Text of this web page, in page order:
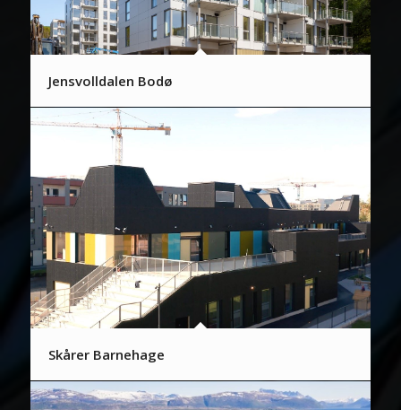
Jensvolldalen Bodø
Skårer Barnehage